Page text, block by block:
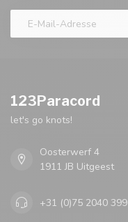
123Paracord
let's go knots!
Oosterwerf 4
1911 JB Uitgeest
+31 (0)75 2040 399